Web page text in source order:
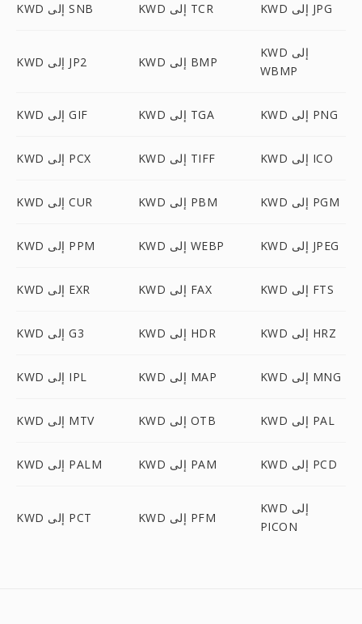
KWD إلى SNB KWD إلى TCR KWD إلى JPG
KWD إلى JP2 KWD إلى BMP
KWD إلى
WBMP
KWD إلى GIF KWD إلى TGA KWD إلى PNG
KWD إلى PCX KWD إلى TIFF KWD إلى ICO
KWD إلى CUR KWD إلى PBM KWD إلى PGM
KWD إلى PPM KWD إلى WEBP KWD إلى JPEG
KWD إلى EXR KWD إلى FAX KWD إلى FTS
KWD إلى G3 KWD إلى HDR KWD إلى HRZ
KWD إلى IPL KWD إلى MAP KWD إلى MNG
KWD إلى MTV KWD إلى OTB KWD إلى PAL
KWD إلى PALM KWD إلى PAM KWD إلى PCD
KWD إلى PCT KWD إلى PFM
KWD إلى
PICON